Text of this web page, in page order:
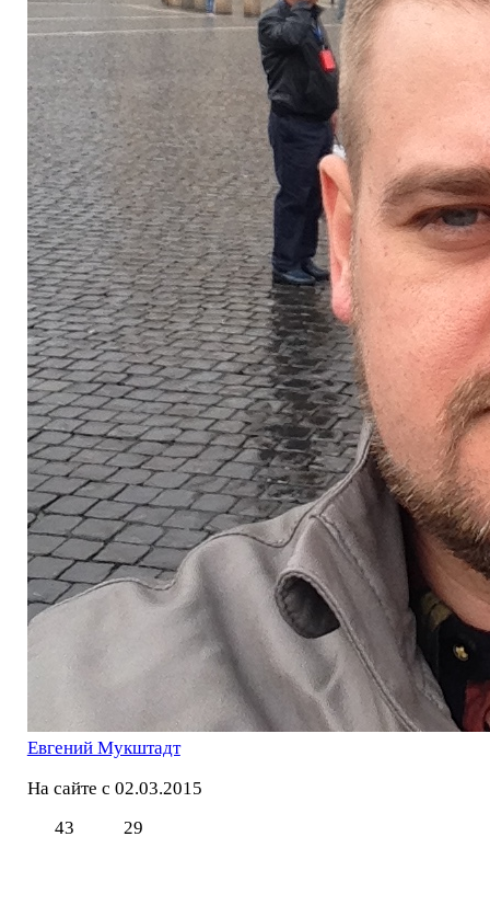
Евгений Мукштадт
На сайте с 02.03.2015
43
29